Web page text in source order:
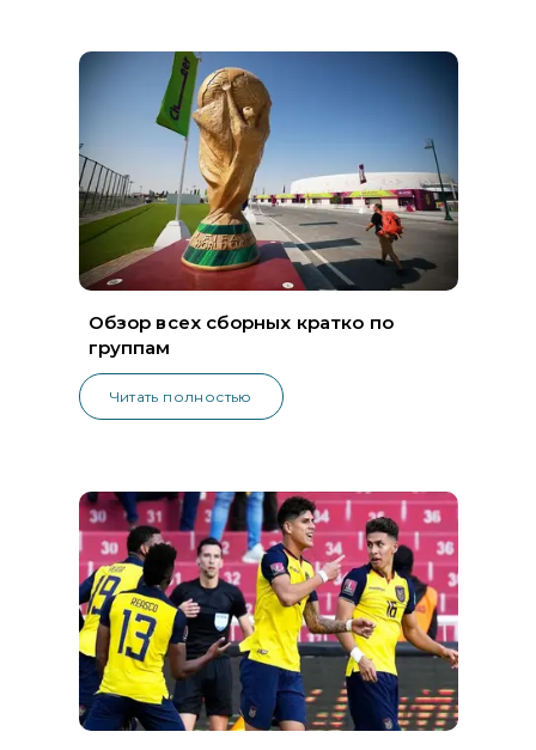
Обзор всех сборных кратко по
группам
Читать полностью